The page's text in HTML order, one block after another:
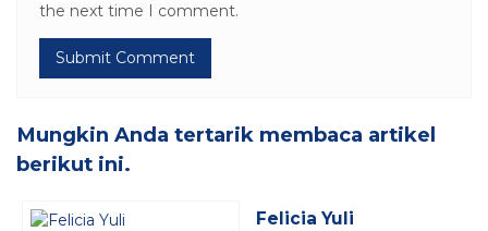
the next time I comment.
Mungkin Anda tertarik membaca artikel
berikut ini.
Felicia Yuli